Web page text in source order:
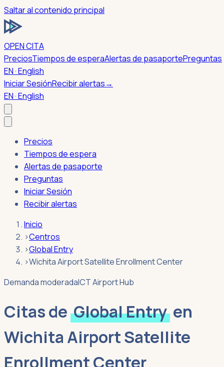
Saltar al contenido principal
OPEN CITA
PreciosTiempos de esperaAlertas de pasaportePreguntas
EN · English
Iniciar SesiónRecibir alertas→
EN · English
Precios
Tiempos de espera
Alertas de pasaporte
Preguntas
Iniciar Sesión
Recibir alertas
Inicio
›Centros
›Global Entry
›Wichita Airport Satellite Enrollment Center
Demanda moderadaICT Airport Hub
Citas de Global Entry en
Wichita Airport Satellite